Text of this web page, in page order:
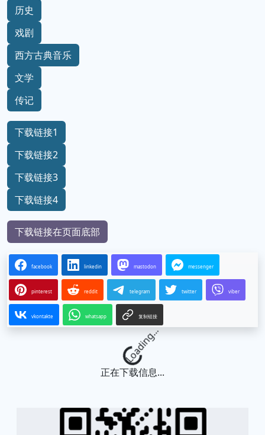
历史
戏剧
西方古典音乐
文学
传记
下载链接1
下载链接2
下载链接3
下载链接4
下载链接在页面底部
facebook linkedin mastodon messenger
pinterest reddit telegram twitter viber
vkontakte whatsapp 复制链接
Loading...
正在下载信息...